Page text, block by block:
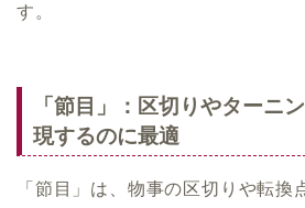
す。
「節目」：区切りやターニ
現するのに最適
「節目」は、物事の区切りや転換